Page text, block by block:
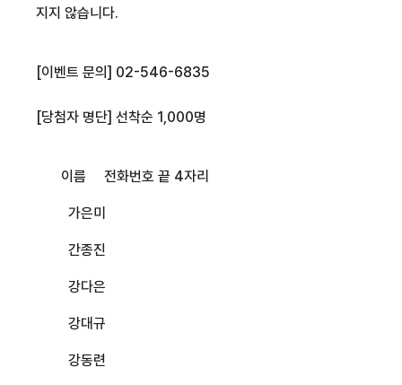
지지 않습니다.
[이벤트 문의] 02-546-6835
[당첨자 명단] 선착순 1,000명
이름 전화번호 끝 4자리
가은미
간종진
강다은
강대규
강동련